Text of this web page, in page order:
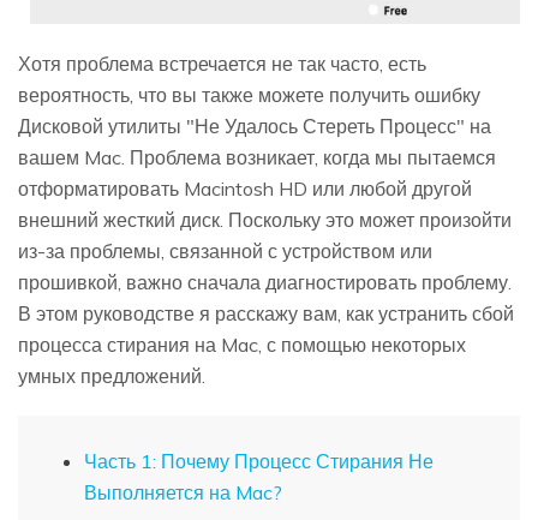
Хотя проблема встречается не так часто, есть
вероятность, что вы также можете получить ошибку
Дисковой утилиты "Не Удалось Стереть Процесс" на
вашем Mac. Проблема возникает, когда мы пытаемся
отформатировать Macintosh HD или любой другой
внешний жесткий диск. Поскольку это может произойти
из-за проблемы, связанной с устройством или
прошивкой, важно сначала диагностировать проблему.
В этом руководстве я расскажу вам, как устранить сбой
процесса стирания на Mac, с помощью некоторых
умных предложений.
Часть 1: Почему Процесс Стирания Не
Выполняется на Mac?